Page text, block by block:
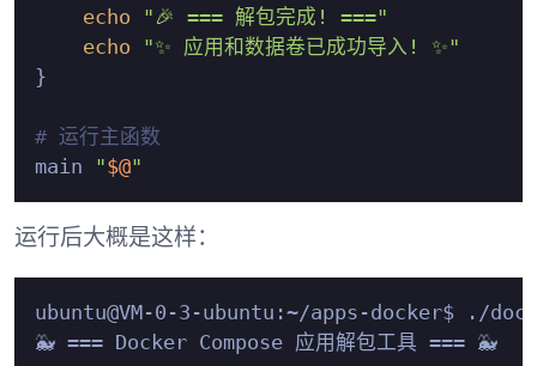
echo
"🎉 === 解包完成! ==="
echo
"✨ 应用和数据卷已成功导入! ✨"
}
# 运行主函数
main
"$@"
运行后大概是这样：
ubuntu@VM-0-3-ubuntu:~/apps-docker$ ./
🐳 === Docker Compose 应用解包工具 === 🐳